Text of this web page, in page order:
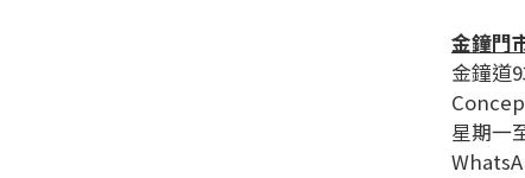
金鐘門
金鐘道
星期一